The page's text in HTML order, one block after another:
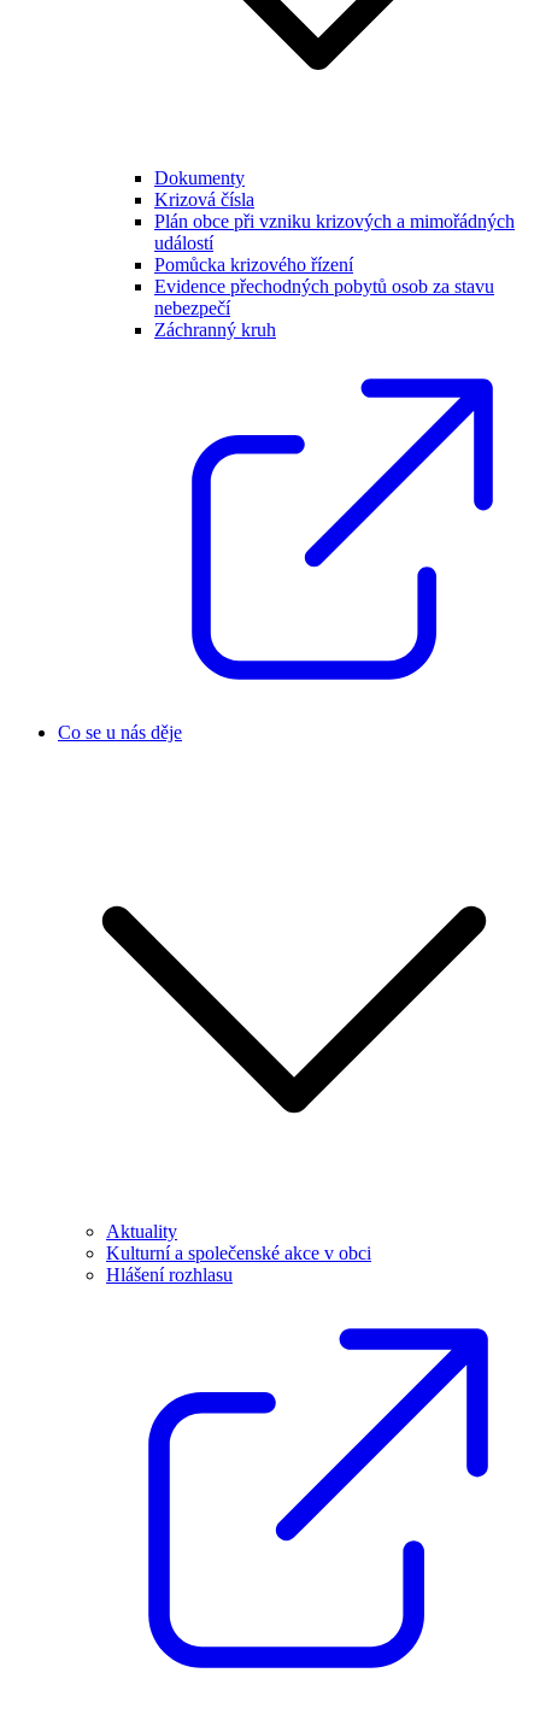
Dokumenty
Krizová čísla
Plán obce při vzniku krizových a mimořádných
událostí
Pomůcka krizového řízení
Evidence přechodných pobytů osob za stavu
nebezpečí
Záchranný kruh
Co se u nás děje
Aktuality
Kulturní a společenské akce v obci
Hlášení rozhlasu